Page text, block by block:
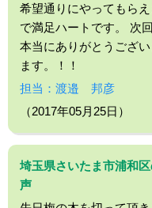
希望通りにやってもら
で満足ハートです。 次
本当にありがとうござ
ます。！！
担当：渡邉 邦彦
（2017年05月25日）
埼玉県さいたま市浦和
声